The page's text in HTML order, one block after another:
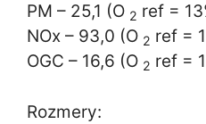
PM – 25,1 (O 2 ref =
NOx – 93,0 (O 2 ref =
OGC – 16,6 (O 2 ref =
Rozmery: